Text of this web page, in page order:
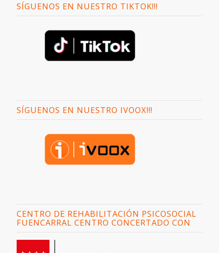
SÍGUENOS EN NUESTRO TIKTOK!!!
SÍGUENOS EN NUESTRO IVOOX!!!
CENTRO DE REHABILITACIÓN PSICOSOCIAL
FUENCARRAL CENTRO CONCERTADO CON